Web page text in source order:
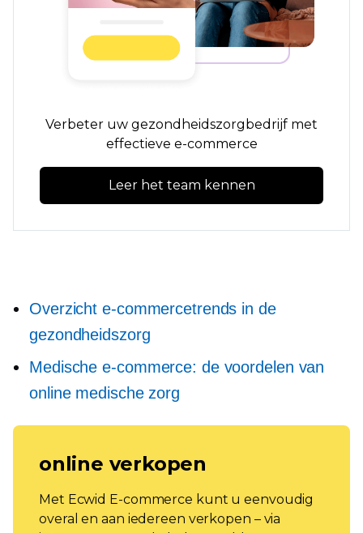
Verbeter uw gezondheidszorgbedrijf met
effectieve e-commerce
Leer het team kennen
Overzicht e-commercetrends in de
gezondheidszorg
Medische e-commerce: de voordelen van
online medische zorg
online verkopen
Met Ecwid E-commerce kunt u eenvoudig
overal en aan iedereen verkopen – via